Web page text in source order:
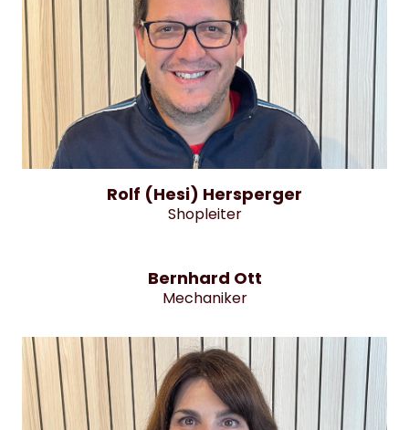
Rolf (Hesi) Hersperger
Shopleiter
Bernhard Ott
Mechaniker